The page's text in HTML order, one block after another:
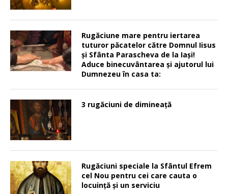
Rugăciune mare pentru iertarea
tuturor păcatelor către Domnul Iisus
şi Sfânta Parascheva de la Iaşi!
Aduce binecuvântarea şi ajutorul lui
Dumnezeu în casa ta:
3 rugăciuni de dimineață
Rugăciuni speciale la Sfântul Efrem
cel Nou pentru cei care cauta o
locuinţă şi un serviciu